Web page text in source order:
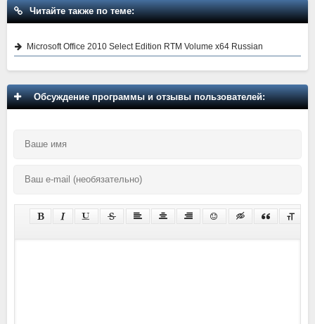
Читайте также по теме:
Microsoft Office 2010 Select Edition RTM Volume x64 Russian
Обсуждение программы и отзывы пользователей: